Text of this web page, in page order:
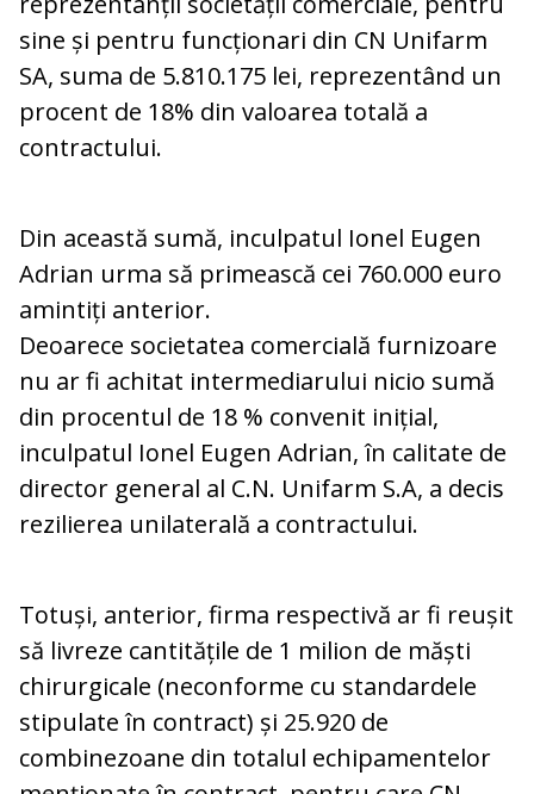
sine și pentru funcționari din CN Unifarm
SA, suma de 5.810.175 lei, reprezentând un
procent de 18% din valoarea totală a
contractului.
Din această sumă, inculpatul Ionel Eugen
Adrian urma să primească cei 760.000 euro
amintiți anterior.
Deoarece societatea comercială furnizoare
nu ar fi achitat intermediarului nicio sumă
din procentul de 18 % convenit inițial,
inculpatul Ionel Eugen Adrian, în calitate de
director general al C.N. Unifarm S.A, a decis
rezilierea unilaterală a contractului.
Totuși, anterior, firma respectivă ar fi reușit
să livreze cantitățile de 1 milion de măști
chirurgicale (neconforme cu standardele
stipulate în contract) și 25.920 de
combinezoane din totalul echipamentelor